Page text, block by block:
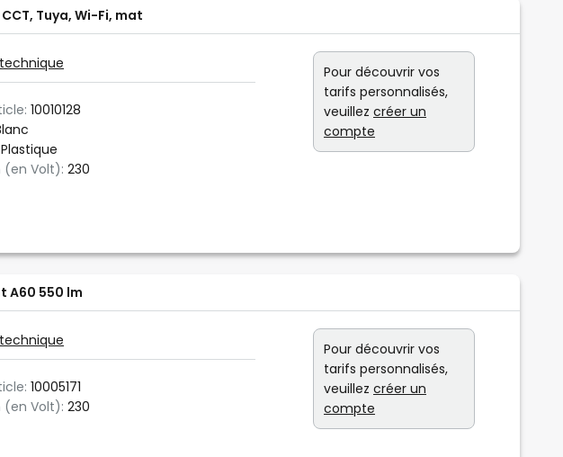
CCT, Tuya, Wi-Fi, mat
10010128
Plastique
Volt): 230
Pour découvrir vos
tarifs personnalisés,
veuillez créer un
compte
A60 550 lm
10005171
Volt): 230
Pour découvrir vos
tarifs personnalisés,
veuillez créer un
compte